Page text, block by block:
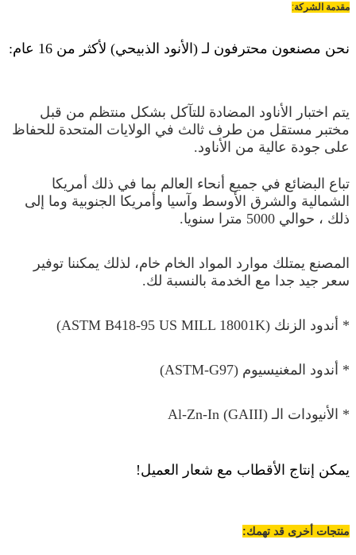
مقدمة الشركة:
نحن مصنعون محترفون لـ (الأنود الذبيحي) لأكثر من 16 عام:
يتم اختبار الأناود المضادة للتآكل بشكل منتظم من قبل
مختبر مستقل من طرف ثالث في الولايات المتحدة للحفاظ
على جودة عالية من الأناود.
تباع البضائع في جميع أنحاء العالم بما في ذلك أمريكا
الشمالية والشرق الأوسط وآسيا وأمريكا الجنوبية وما إلى
ذلك ، حوالي 5000 مترا سنويا.
المصنع يمتلك موارد المواد الخام خام، لذلك يمكننا توفير
سعر جيد جدا مع الخدمة بالنسبة لك.
* أندود الزنك (ASTM B418-95 US MILL 18001K)
* أندود المغنيسيوم (ASTM-G97)
* الأنيودات الـ Al-Zn-In (GAIII)
يمكن إنتاج الأقطاب مع شعار العميل!
منتجات أخرى قد تهمك: